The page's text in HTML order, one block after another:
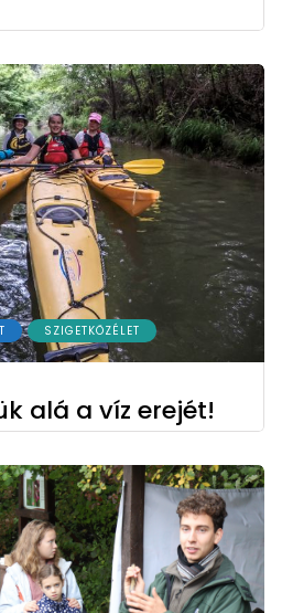
SZIGETKÖZÉLET
alá a víz erejét!